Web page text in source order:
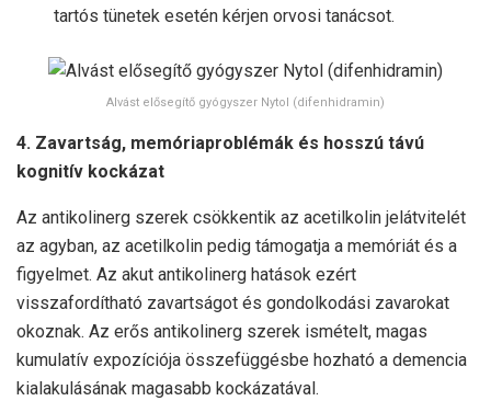
tartós tünetek esetén kérjen orvosi tanácsot.
Alvást elősegítő gyógyszer Nytol (difenhidramin)
4. Zavartság, memóriaproblémák és hosszú távú
kognitív kockázat
Az antikolinerg szerek csökkentik az acetilkolin jelátvitelét
az agyban, az acetilkolin pedig támogatja a memóriát és a
figyelmet. Az akut antikolinerg hatások ezért
visszafordítható zavartságot és gondolkodási zavarokat
okoznak. Az erős antikolinerg szerek ismételt, magas
kumulatív expozíciója összefüggésbe hozható a demencia
kialakulásának magasabb kockázatával.